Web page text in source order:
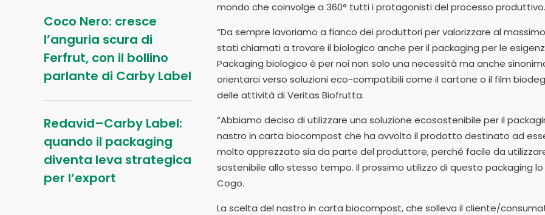
mondo che coinvolge a 360° tutti i protagonisti del processo produttivo.
“Da sempre lavoriamo a fianco dei produttori per valorizzare al
stati chiamati a trovare il biologico anche per il packaging per le
Packaging biologico è per noi non solo una necessità ma anche
orientarci verso soluzioni eco-compatibili come il cartone o il film
delle attività di Veritas Biofrutta.
“Abbiamo deciso di utilizzare una soluzione ecosostenibile per il
nastro in carta biocompost che ha avvolto il prodotto destinato ad
molto apprezzato sia da parte del produttore, perché facile da
sostenibile allo stesso tempo. Il prossimo utilizzo di questo packaging
Cogo.
La scelta del nastro in carta biocompost, che solleva il cliente/
Coco Nero: cresce
l’anguria scura di
Ferfrut, con il bollino
parlante di Carby Label
Redavid–Carby Label:
quando il packaging
diventa leva strategica
per l’export